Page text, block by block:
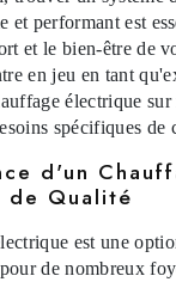
et performant est
et le bien-être de
en jeu en tant
électrique sur
spécifiques de
d'un
de Qualité
est une
de nombreux